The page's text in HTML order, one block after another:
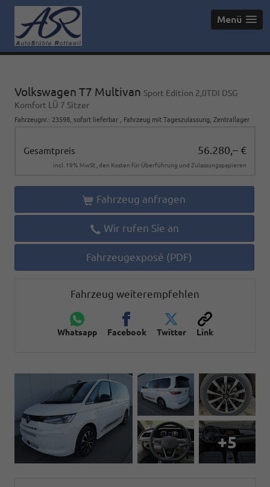
Menü
Volkswagen T7 Multivan Sport Edition 2,0TDI DSG
Komfort LÜ 7 Sitzer
Fahrzeugnr. : 23598 sofort lieferbar Fahrzeug mit Tageszulassung , Zentrallager
Gesamtpreis 56.280,– €
incl. 19% MwSt., den Kosten für Überführung und Zulassungspapieren
Fahrzeug anfragen
Wir rufen Sie an
Fahrzeugexposé (PDF)
Fahrzeug weiterempfehlen
Whatsapp Facebook Twitter Link
+5